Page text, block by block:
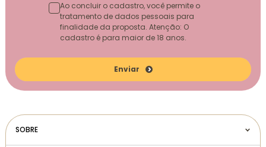
Enviar
Ao concluir o cadastro, você permite o
tratamento de dados pessoais para
finalidade da proposta. Atenção: O
cadastro é para maior de 18 anos.
SOBRE